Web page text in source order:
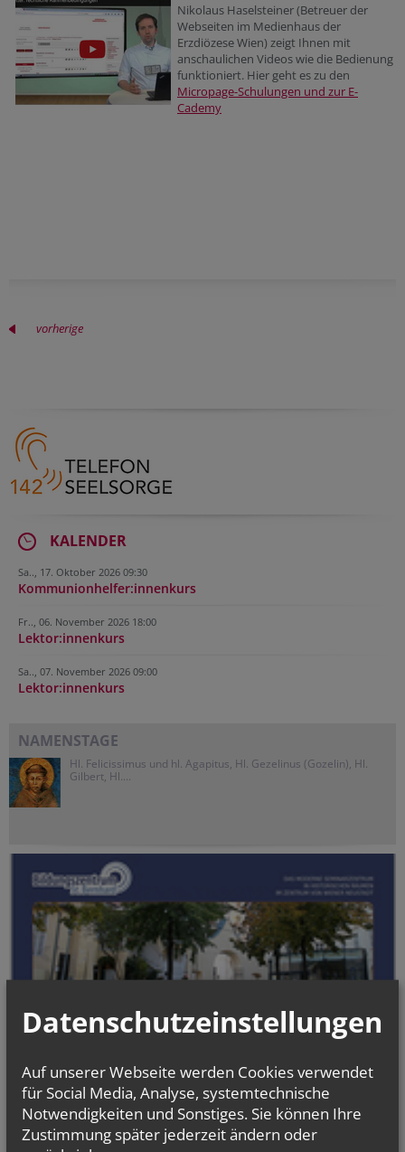
Nikolaus Haselsteiner (Betreuer der
Webseiten im Medienhaus der
Erzdiözese Wien) zeigt Ihnen mit
anschaulichen Videos wie die Bedienung
funktioniert. Hier geht es zu den
Micropage-Schulungen und zur E-
Cademy
vorherige
KALENDER
Sa.., 17. Oktober 2026 09:30
Kommunionhelfer:innenkurs
Fr.., 06. November 2026 18:00
Lektor:innenkurs
Sa.., 07. November 2026 09:00
Lektor:innenkurs
NAMENSTAGE
Hl. Felicissimus und hl. Agapitus, Hl. Gezelinus (Gozelin), Hl.
Gilbert, Hl....
ST. BERNHARD
2700 Wiener Neustadt
Domplatz 1
02622/29131
Datenschutzeinstellungen
Auf unserer Webseite werden Cookies verwendet
für Social Media, Analyse, systemtechnische
Notwendigkeiten und Sonstiges. Sie können Ihre
Zustimmung später jederzeit ändern oder